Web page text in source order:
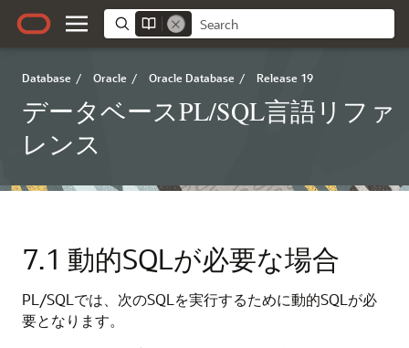
Database / Oracle / Oracle Database / Release 19
データベースPL/SQL言語リファ
レンス
7.1 動的SQLが必要な場合
PL/SQLでは、次のSQLを実行するために動的SQLが必
要となります。